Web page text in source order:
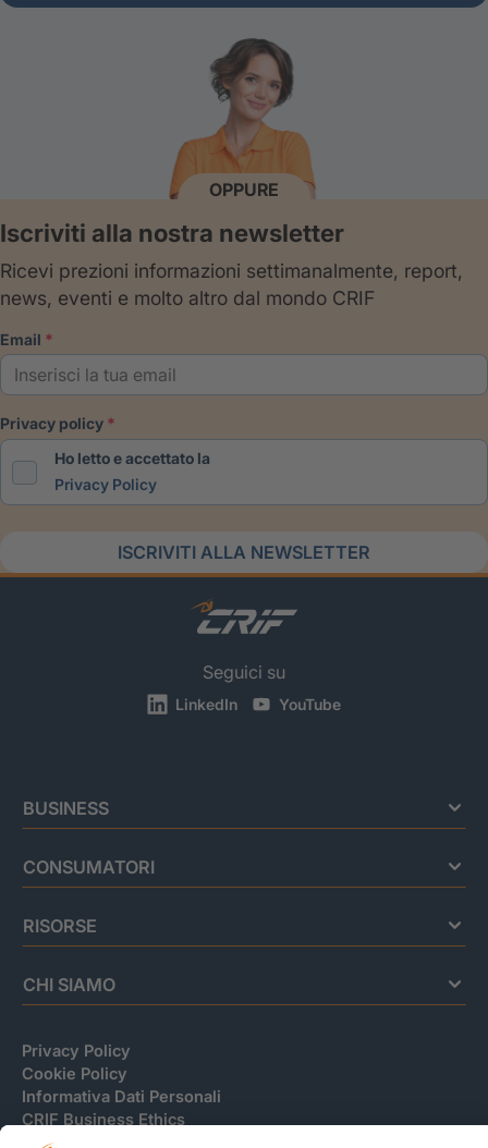
OPPURE
Iscriviti alla nostra newsletter
Ricevi prezioni informazioni settimanalmente, report,
news, eventi e molto altro dal mondo CRIF
email
privacy policy
Ho letto e accettato la
Privacy Policy
ISCRIVITI ALLA NEWSLETTER
Seguici su
LinkedIn YouTube
BUSINESS
CONSUMATORI
RISORSE
CHI SIAMO
Privacy Policy
Cookie Policy
Informativa Dati Personali
CRIF Business Ethics
Accessibilità